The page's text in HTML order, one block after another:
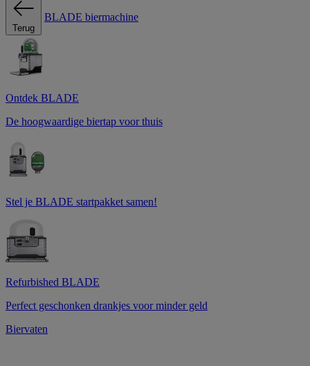
Terug
BLADE biermachine
Ontdek BLADE
De hoogwaardige biertap voor thuis
Stel je BLADE startpakket samen!
Refurbished BLADE
Perfect geschonken drankjes voor minder geld
Biervaten